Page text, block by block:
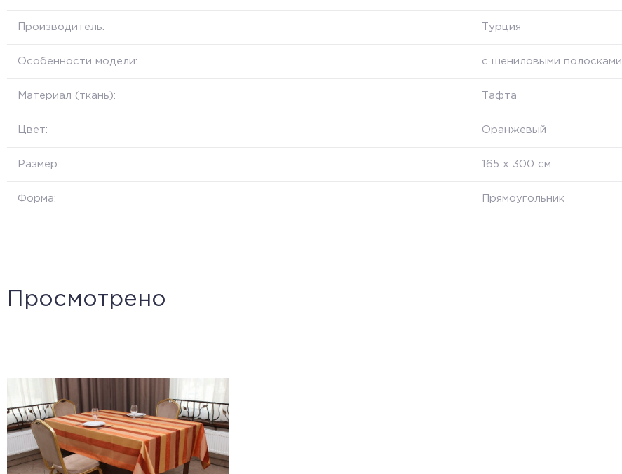
Производитель: Турция
Особенности модели: с шениловыми полосками
Материал (ткань): Тафта
Цвет: Оранжевый
Размер: 165 х 300 см
Форма: Прямоугольник
Просмотрено